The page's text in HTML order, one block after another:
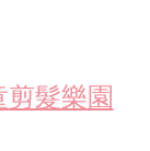
髮樂園